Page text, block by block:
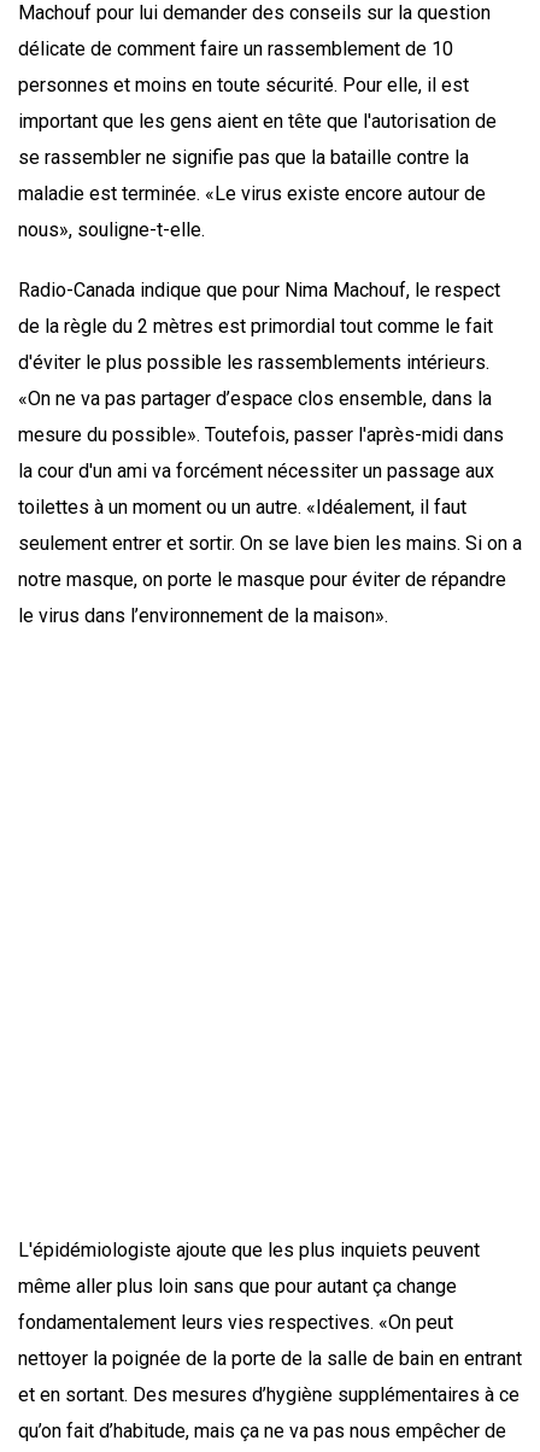
Machouf pour lui demander des conseils sur la question
délicate de comment faire un rassemblement de 10
personnes et moins en toute sécurité. Pour elle, il est
important que les gens aient en tête que l'autorisation de
se rassembler ne signifie pas que la bataille contre la
maladie est terminée. «Le virus existe encore autour de
nous», souligne-t-elle.
Radio-Canada indique que pour Nima Machouf, le respect
de la règle du 2 mètres est primordial tout comme le fait
d'éviter le plus possible les rassemblements intérieurs.
«On ne va pas partager d’espace clos ensemble, dans la
mesure du possible». Toutefois, passer l'après-midi dans
la cour d'un ami va forcément nécessiter un passage aux
toilettes à un moment ou un autre. «Idéalement, il faut
seulement entrer et sortir. On se lave bien les mains. Si on a
notre masque, on porte le masque pour éviter de répandre
le virus dans l’environnement de la maison».
L'épidémiologiste ajoute que les plus inquiets peuvent
même aller plus loin sans que pour autant ça change
fondamentalement leurs vies respectives. «On peut
nettoyer la poignée de la porte de la salle de bain en entrant
et en sortant. Des mesures d’hygiène supplémentaires à ce
qu’on fait d’habitude, mais ça ne va pas nous empêcher de